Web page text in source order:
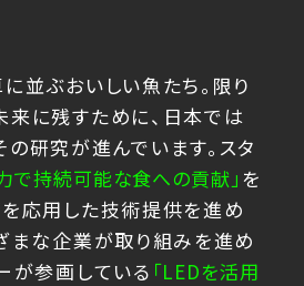
English 中文
並ぶおいしい魚たち。限り
に残すために、日本では
研究が進んでいます。スタ
で持続可能な食への貢献」 を
応用した技術提供を進め
まな企業が取り組みを進め
が参画している 「LEDを活用